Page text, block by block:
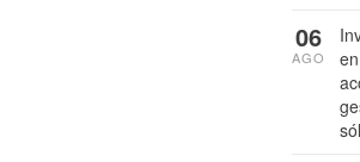
06
AGO